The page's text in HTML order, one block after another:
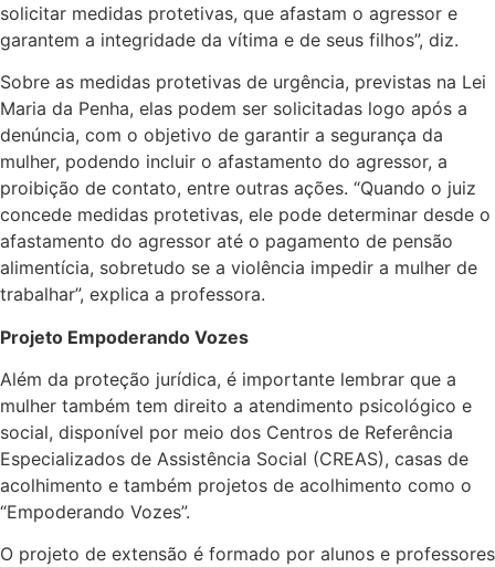
solicitar medidas protetivas, que afastam o agressor e
garantem a integridade da vítima e de seus filhos”, diz.
Sobre as medidas protetivas de urgência, previstas na Lei
Maria da Penha, elas podem ser solicitadas logo após a
denúncia, com o objetivo de garantir a segurança da
mulher, podendo incluir o afastamento do agressor, a
proibição de contato, entre outras ações. “Quando o juiz
concede medidas protetivas, ele pode determinar desde o
afastamento do agressor até o pagamento de pensão
alimentícia, sobretudo se a violência impedir a mulher de
trabalhar”, explica a professora.
Projeto Empoderando Vozes
Além da proteção jurídica, é importante lembrar que a
mulher também tem direito a atendimento psicológico e
social, disponível por meio dos Centros de Referência
Especializados de Assistência Social (CREAS), casas de
acolhimento e também projetos de acolhimento como o
“Empoderando Vozes”.
O projeto de extensão é formado por alunos e professores